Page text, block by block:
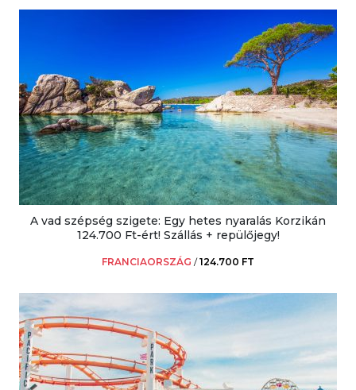
A vad szépség szigete: Egy hetes nyaralás Korzikán
124.700 Ft-ért! Szállás + repülőjegy!
FRANCIAORSZÁG /124.700 FT